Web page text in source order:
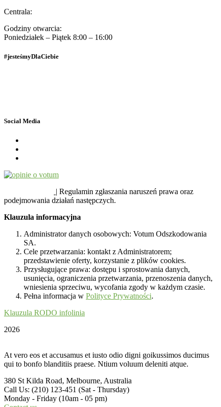
Centrala:
Godziny otwarcia:
Poniedziałek – Piątek 8:00 – 16:00
#jesteśmyDlaCiebie
Social Media
| Regulamin zgłaszania naruszeń prawa oraz
podejmowania działań następczych.
Klauzula informacyjna
Administrator danych osobowych: Votum Odszkodowania
SA.
Cele przetwarzania: kontakt z Administratorem;
przedstawienie oferty, korzystanie z plików cookies.
Przysługujące prawa: dostępu i sprostowania danych,
usunięcia, ograniczenia przetwarzania, przenoszenia danych,
wniesienia sprzeciwu, wycofania zgody w każdym czasie.
Pełna informacja w Polityce Prywatności.
Klauzula RODO infolinia
2026
At vero eos et accusamus et iusto odio digni goikussimos ducimus
qui to bonfo blanditiis praese. Ntium voluum deleniti atque.
380 St Kilda Road, Melbourne, Australia
Call Us: (210) 123-451 (Sat - Thursday)
Monday - Friday (10am - 05 pm)